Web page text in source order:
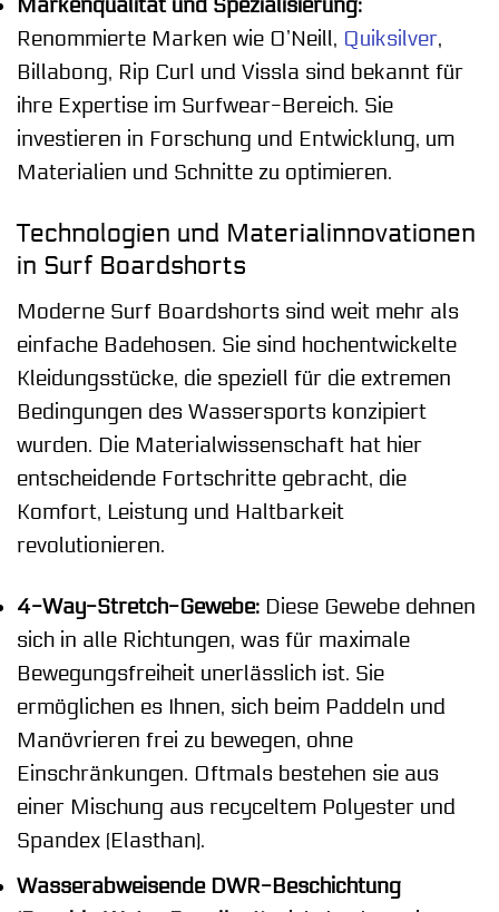
Markenqualität und Spezialisierung:
Renommierte Marken wie O’Neill, Quiksilver,
Billabong, Rip Curl und Vissla sind bekannt für
ihre Expertise im Surfwear-Bereich. Sie
investieren in Forschung und Entwicklung, um
Materialien und Schnitte zu optimieren.
Technologien und Materialinnovationen
in Surf Boardshorts
Moderne Surf Boardshorts sind weit mehr als
einfache Badehosen. Sie sind hochentwickelte
Kleidungsstücke, die speziell für die extremen
Bedingungen des Wassersports konzipiert
wurden. Die Materialwissenschaft hat hier
entscheidende Fortschritte gebracht, die
Komfort, Leistung und Haltbarkeit
revolutionieren.
4-Way-Stretch-Gewebe: Diese Gewebe dehnen
sich in alle Richtungen, was für maximale
Bewegungsfreiheit unerlässlich ist. Sie
ermöglichen es Ihnen, sich beim Paddeln und
Manövrieren frei zu bewegen, ohne
Einschränkungen. Oftmals bestehen sie aus
einer Mischung aus recyceltem Polyester und
Spandex (Elasthan).
Wasserabweisende DWR-Beschichtung